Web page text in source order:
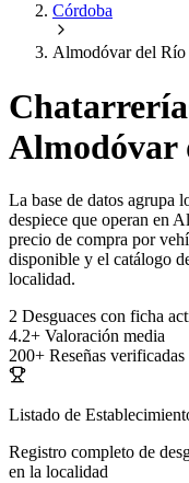
Córdoba
Almodóvar del Río
Almodóvar
La base de datos agrupa
despiece que operan en
precio de compra por
disponible y el catálogo
localidad.
2 Desguaces con ficha
4.2+ Valoración media
200+ Reseñas verificadas
Listado de
Registro completo de
en la localidad